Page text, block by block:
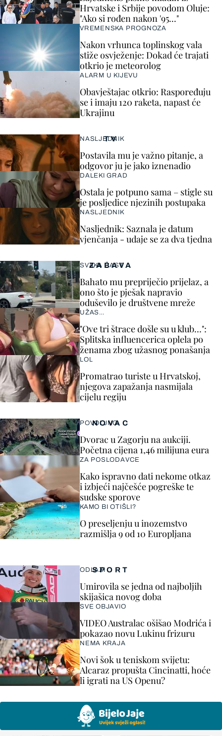
Hrvatske i Srbije povodom Oluje:
"Ako si rođen nakon '95..."
VREMENSKA PROGNOZA
Nakon vrhunca toplinskog vala
stiže osvježenje: Dokad će trajati
otkrio je meteorolog
ALARM U KIJEVU
Obavještajac otkrio: Raspoređuju
se i imaju 120 raketa, napast će
Ukrajinu
ZABAVA
SVAKA ČAST
Bahato mu prepriječio prijelaz, a
ono što je pješak napravio
oduševilo je društvene mreže
UŽAS…
"Ove tri štrace došle su u klub…":
Splitska influencerica oplela po
ženama zbog užasnog ponašanja
LOL
Promatrao turiste u Hrvatskoj,
njegova zapažanja nasmijala
cijelu regiju
SPORT
ODLAZI
Umirovila se jedna od najboljih
skijašica novog doba
SVE OBJAVIO
VIDEO Australac ošišao Modrića i
pokazao novu Lukinu frizuru
NEMA KRAJA
Novi šok u teniskom svijetu:
Alcaraz propušta Cincinatti, hoće
li igrati na US Openu?
TV
NASLJEDNIK
Postavila mu je važno pitanje, a
odgovor ju je jako iznenadio
DALEKI GRAD
Ostala je potpuno sama – stigle su
je posljedice njezinih postupaka
NASLJEDNIK
Nasljednik: Saznala je datum
vjenčanja - udaje se za dva tjedna
NOVAC
POVOLJNO
Dvorac u Zagorju na aukciji.
Početna cijena 1,46 milijuna eura
ZA POSLODAVCE
Kako ispravno dati nekome otkaz
i izbjeći najčešće pogreške te
sudske sporove
KAMO BI OTIŠLI?
O preseljenju u inozemstvo
razmišlja 9 od 10 Europljana